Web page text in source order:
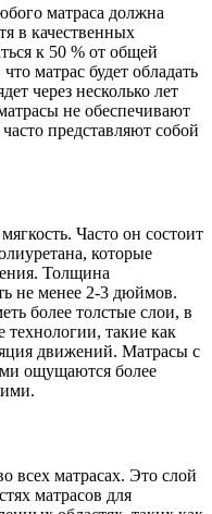
матраса должна
в качественных
к 50 % от общей
матрас будет обладать
через несколько лет
не обеспечивают
представляют собой
Часто он состоит
которые
Толщина
не менее 2-3 дюймов.
более толстые слои, в
технологии, такие как
движений. Матрасы с
ощущаются более
всех матрасах. Это слой
матрасов для